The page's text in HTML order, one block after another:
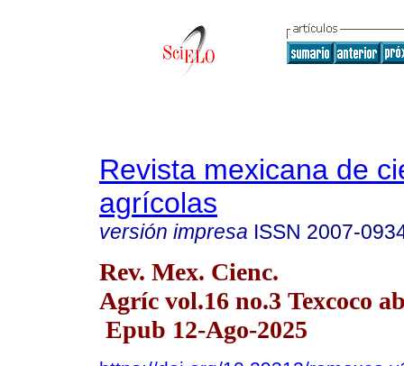
Revista mexicana de
agrícolas
versión impresa ISSN 2007-
Rev. Mex. Cienc.
Agríc vol.16 no.3 Texcoco
Epub 12-Ago-2025